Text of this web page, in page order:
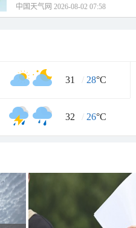
中国天气网 2026-08-02 07:58
31 / 28°C
32 / 26°C